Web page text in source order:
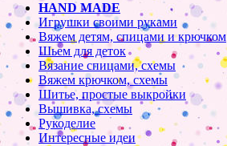
HAND MADE
Игрушки своими руками
Вяжем детям, спицами и крючком
Шьем для деток
Вязание спицами, схемы
Вяжем крючком, схемы
Шитье, простые выкройки
Вышивка, схемы
Рукоделие
Интересные идеи